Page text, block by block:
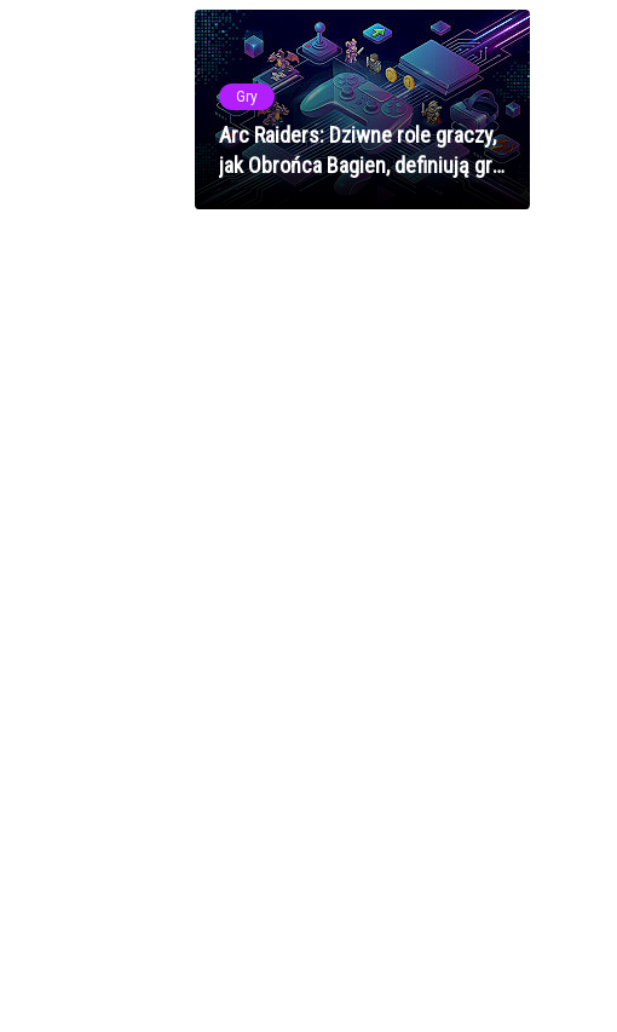
Gry
Arc Raiders: Dziwne role graczy,
jak Obrońca Bagien, definiują grę
według szefa Embark